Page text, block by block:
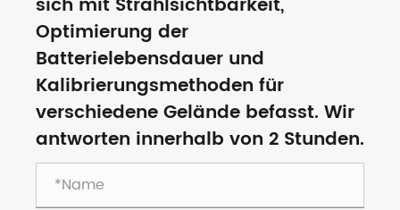
sich mit Strahlsichtbarkeit,
Optimierung der
Batterielebensdauer und
Kalibrierungsmethoden für
verschiedene Gelände befasst. Wir
antworten innerhalb von 2 Stunden.